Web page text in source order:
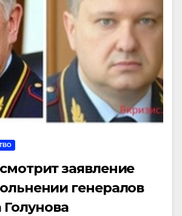
заявление
генералов
Голунова